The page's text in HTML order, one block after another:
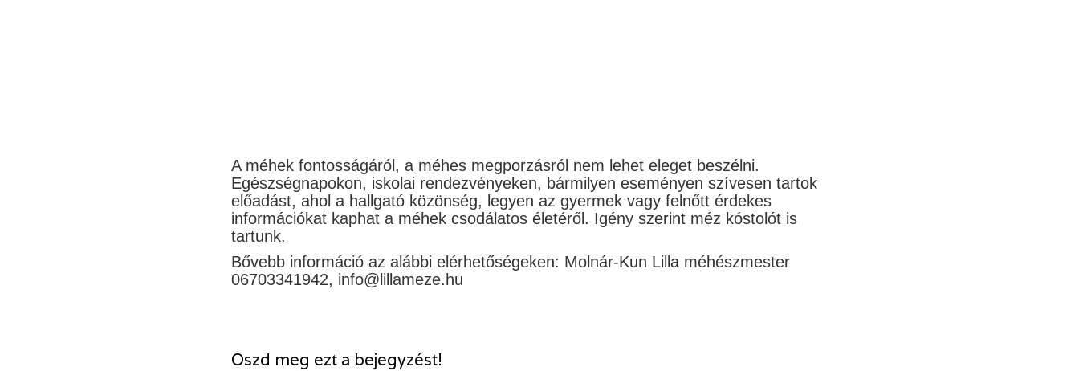
A méhek fontosságáról, a méhes megporzásról nem lehet eleget beszélni.
Egészségnapokon, iskolai rendezvényeken, bármilyen eseményen szívesen tartok
előadást, ahol a hallgató közönség, legyen az gyermek vagy felnőtt érdekes
információkat kaphat a méhek csodálatos életéről. Igény szerint méz kóstolót is
tartunk.
Bővebb információ az alábbi elérhetőségeken: Molnár-Kun Lilla méhészmester
06703341942, info@lillameze.hu
Oszd meg ezt a bejegyzést!